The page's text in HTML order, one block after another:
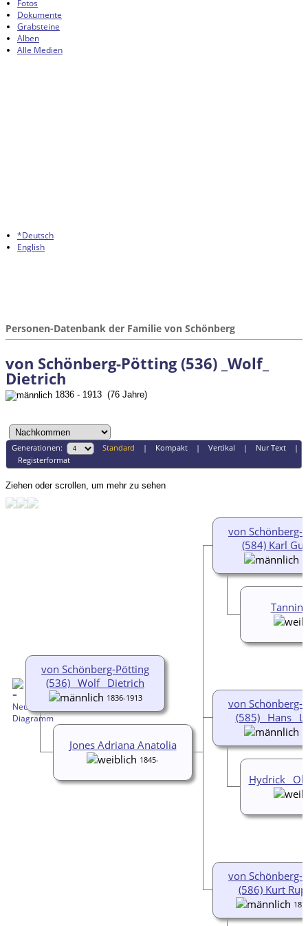
Fotos
Dokumente
Grabsteine
Alben
Alle Medien
*Deutsch
English
Personen-Datenbank der Familie von Schönberg
von Schönberg-Pötting (536) _Wolf_
Dietrich
1836 - 1913 (76 Jahre)
Generationen: Standard | Kompakt| Vertikal | Nur Text|
Registerformat
Ziehen oder scrollen, um mehr zu sehen
von Schönberg-
(584) Karl
Tannin
von Schönberg-
(585) _Hans_
Hydrick
von Schönberg-
(586) Kurt
von Schönberg-Pötting
(536) _Wolf_ Dietrich
1836-1913
Jones Adriana Anatolia
1845-